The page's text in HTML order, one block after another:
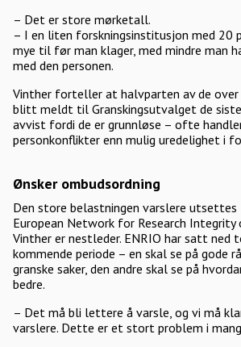
– Det er store mørketall.
– I en liten forskningsinstitusjon med 20
mye til før man klager, med mindre man
med den personen.
Vinther forteller at halvparten av de over
blitt meldt til Granskingsutvalget de
avvist fordi de er grunnløse – ofte
personkonflikter enn mulig uredelighet i
Ønsker ombudsordning
Den store belastningen varslere
European Network for Research Integrity
Vinther er nestleder. ENRIO har satt ned
kommende periode – en skal se på gode
granske saker, den andre skal se på
bedre.
– Det må bli lettere å varsle, og vi må
varslere. Dette er et stort problem i